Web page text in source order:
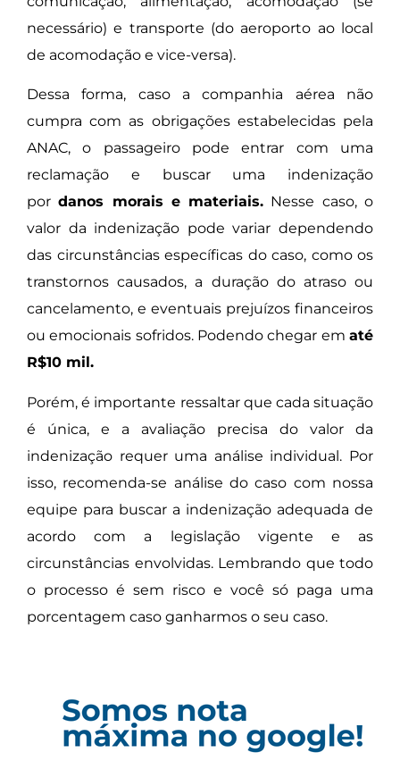
necessário) e transporte (do aeroporto ao local
de acomodação e vice-versa).
Dessa forma, caso a companhia aérea não
cumpra com as obrigações estabelecidas pela
ANAC, o passageiro pode entrar com uma
reclamação e buscar uma indenização
pordanos morais e materiais. Nesse caso, o
valor da indenização pode variar dependendo
das circunstâncias específicas do caso, como os
transtornos causados, a duração do atraso ou
cancelamento, e eventuais prejuízos financeiros
ou emocionais sofridos. Podendo chegar em até
R$10 mil.
Porém, é importante ressaltar que cada situação
é única, e a avaliação precisa do valor da
indenização requer uma análise individual. Por
isso, recomenda-se análise do caso com nossa
equipe para buscar a indenização adequada de
acordo com a legislação vigente e as
circunstâncias envolvidas. Lembrando que todo
o processo é sem risco e você só paga uma
porcentagem caso ganharmos o seu caso.